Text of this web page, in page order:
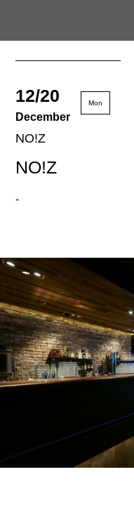
12/20
December
Mon
NO!Z
NO!Z
-